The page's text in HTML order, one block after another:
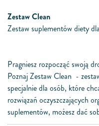
Zestaw Clean
Zestaw suplementów diety
Pragniesz rozpocząć swoją
Poznaj Zestaw Clean -
specjalnie dla osób, które
rozwiązań oczyszczających
suplementów, możesz dać